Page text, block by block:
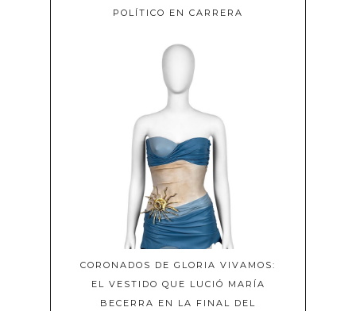
POLÍTICO EN CARRERA
CORONADOS DE GLORIA VIVAMOS:
EL VESTIDO QUE LUCIÓ MARÍA
BECERRA EN LA FINAL DEL